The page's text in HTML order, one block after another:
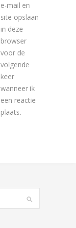
e-mail en
site opslaan
in deze
browser
voor de
volgende
keer
wanneer ik
een reactie
plaats.